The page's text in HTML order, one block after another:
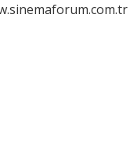
Gelir